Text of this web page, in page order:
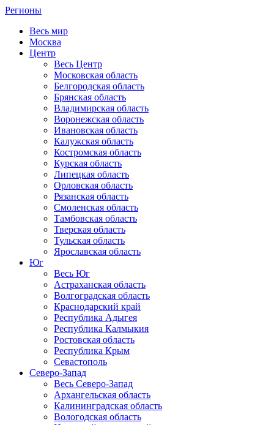
Регионы
Весь мир
Москва
Центр
Весь Центр
Московская область
Белгородская область
Брянская область
Владимирская область
Воронежская область
Ивановская область
Калужская область
Костромская область
Курская область
Липецкая область
Орловская область
Рязанская область
Смоленская область
Тамбовская область
Тверская область
Тульская область
Ярославская область
Юг
Весь Юг
Астраханская область
Волгоградская область
Краснодарский край
Республика Адыгея
Республика Калмыкия
Ростовская область
Республика Крым
Севастополь
Северо-Запад
Весь Северо-Запад
Архангельская область
Калининградская область
Вологодская область